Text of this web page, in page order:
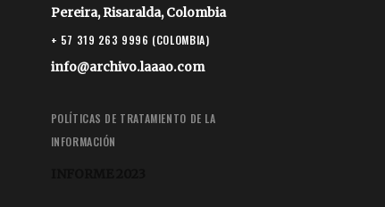
Pereira, Risaralda, Colombia
+ 57 319 263 9996 (COLOMBIA)
info@archivo.laaao.com
POLÍTICAS DE TRATAMIENTO DE LA
INFORMACIÓN